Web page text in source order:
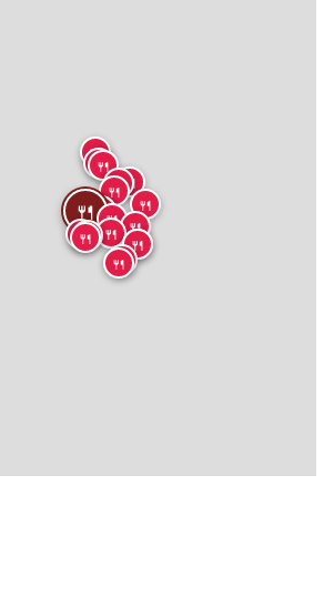
🍴
🍴
🍴🍴
🍴
🍴
🍴
🍴🍴
🍴
🍴
🍴
🍴
🍴
🍴
🍴
🍴
🍴
🍴
🍴